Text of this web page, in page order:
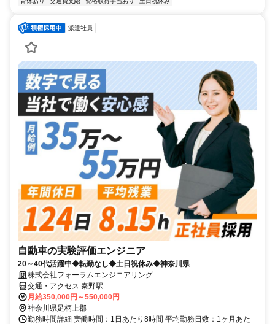
派遣社員
自動車の実験評価エンジニア
20～40代活躍中◆転勤なし◆土日祝休み◆神奈川県
株式会社フォーラムエンジニアリング
交通・アクセス 秦野駅
月給350,000円～550,000円
神奈川県足柄上郡
勤務時間詳細 実働時間：1日あたり8時間 平均勤務日数：1ヶ月あた